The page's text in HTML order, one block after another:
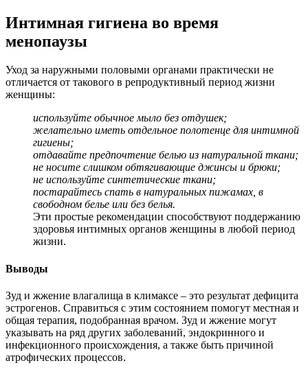
Интимная гигиена во время
менопаузы
Уход за наружными половыми органами практически не
отличается от такового в репродуктивный период жизни
женщины:
используйте обычное мыло без отдушек;
желательно иметь отдельное полотенце для интимной
гигиены;
отдавайте предпочтение белью из натуральной ткани;
не носите слишком обтягивающие джинсы и брюки;
не используйте синтетические ткани;
постарайтесь спать в натуральных пижамах, в
свободном белье или без белья.
Эти простые рекомендации способствуют поддержанию
здоровья интимных органов женщины в любой период
жизни.
Выводы
Зуд и жжение влагалища в климаксе – это результат дефицита
эстрогенов. Справиться с этим состоянием помогут местная и
общая терапия, подобранная врачом. Зуд и жжение могут
указывать на ряд других заболеваний, эндокринного и
инфекционного происхождения, а также быть причиной
атрофических процессов.